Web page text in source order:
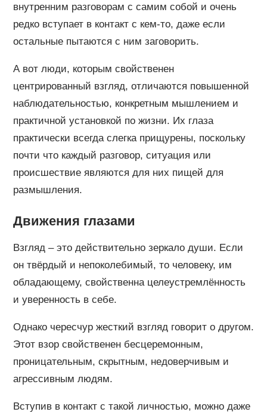
внутренним разговорам с самим собой и очень
редко вступает в контакт с кем-то, даже если
остальные пытаются с ним заговорить.
А вот люди, которым свойственен
центрированный взгляд, отличаются повышенной
наблюдательностью, конкретным мышлением и
практичной установкой по жизни. Их глаза
практически всегда слегка прищурены, поскольку
почти что каждый разговор, ситуация или
происшествие являются для них пищей для
размышления.
Движения глазами
Взгляд – это действительно зеркало души. Если
он твёрдый и непоколебимый, то человеку, им
обладающему, свойственна целеустремлённость
и уверенность в себе.
Однако чересчур жесткий взгляд говорит о другом.
Этот взор свойственен бесцеремонным,
проницательным, скрытным, недоверчивым и
агрессивным людям.
Вступив в контакт с такой личностью, можно даже